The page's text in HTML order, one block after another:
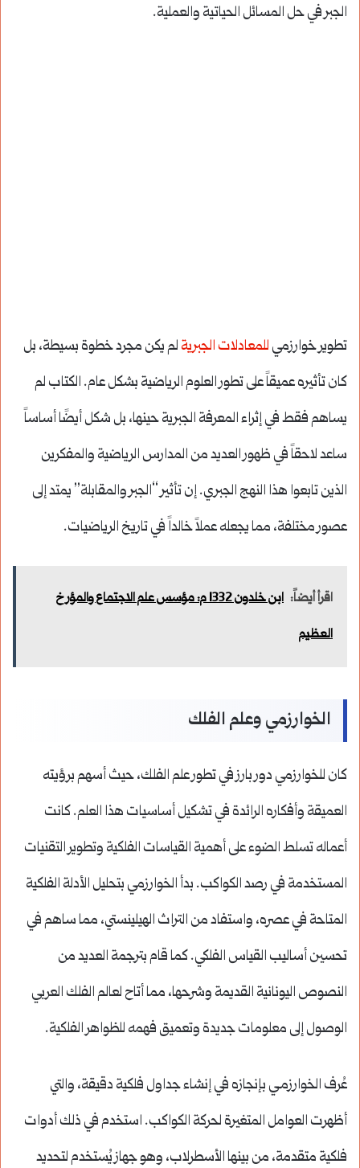
الجبر في حل المسائل الحياتية والعملية.
تطوير خوارزمي للمعادلات الجبرية لم يكن مجرد خطوة بسيطة، بل
كان تأثيره عميقاً على تطور العلوم الرياضية بشكل عام. الكتاب لم
يساهم فقط في إثراء المعرفة الجبرية حينها، بل شكل أيضًا أساساً
ساعد لاحقاً في ظهور العديد من المدارس الرياضية والمفكرين
الذين تابعوا هذا النهج الجبري. إن تأثير “الجبر والمقابلة” يمتد إلى
عصور مختلفة، مما يجعله عملاً خالداً في تاريخ الرياضيات.
اقرأ أيضاً:
ابن خلدون 1332 م: مؤسس علم الاجتماع والمؤرخ
العظيم
الخوارزمي وعلم الفلك
كان للخوارزمي دور بارز في تطور علم الفلك، حيث أسهم برؤيته
العميقة وأفكاره الرائدة في تشكيل أساسيات هذا العلم. كانت
أعماله تسلط الضوء على أهمية القياسات الفلكية وتطوير التقنيات
المستخدمة في رصد الكواكب. بدأ الخوارزمي بتحليل الأدلة الفلكية
المتاحة في عصره، واستفاد من التراث الهيلينستي، مما ساهم في
تحسين أساليب القياس الفلكي. كما قام بترجمة العديد من
النصوص اليونانية القديمة وشرحها، مما أتاح لعالم الفلك العربي
الوصول إلى معلومات جديدة وتعميق فهمه للظواهر الفلكية.
عُرف الخوارزمـي بإنجازه في إنشاء جداول فلكية دقيقة، والتي
أظهرت العوامل المتغيرة لحركة الكواكب. استخدم في ذلك أدوات
فلكية متقدمة، من بينها الأسطرلاب، وهو جهاز يُستخدم لتحديد